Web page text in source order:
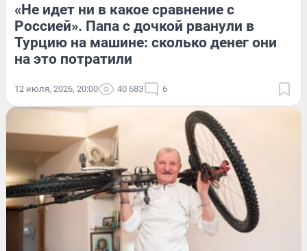
«Не идет ни в какое сравнение с
Россией». Папа с дочкой рванули в
Турцию на машине: сколько денег они
на это потратили
12 июля, 2026, 20:00 40 683 6